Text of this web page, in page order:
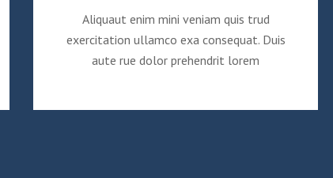
Aliquaut enim mini veniam quis trud
exercitation ullamco exa consequat. Duis
aute rue dolor prehendrit lorem